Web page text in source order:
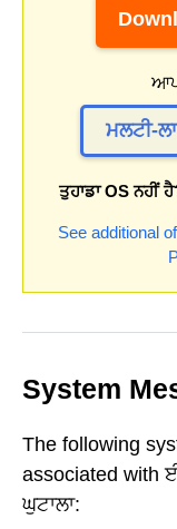
ਮਲਟੀ-
ਤੁਹਾਡਾ OS ਨਹੀਂ
See additional
System
The following
associated with
ਘੁਟਾਲਾ: